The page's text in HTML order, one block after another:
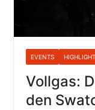
EVENTS HIGHLIGHT
Vollgas:
den